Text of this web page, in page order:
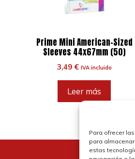
Para ofrecer
para
estas
Prime Mini American-Sized
Sleeves 44x67mm (50)
3,49 € IVA incluido
Leer más